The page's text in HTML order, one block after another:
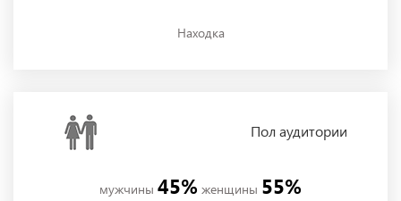
Находка
Полаудитории
мужчины 45% женщины 55%